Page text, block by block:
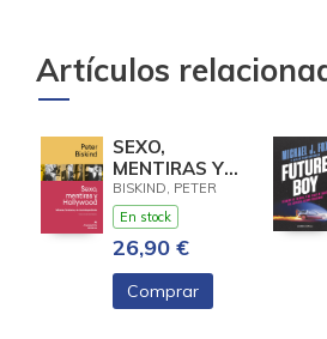
Artículos
SEXO,
MENTIRAS Y
HOLLYWOOD
BISKIND, PETER
En stock
26,90 €
Comprar